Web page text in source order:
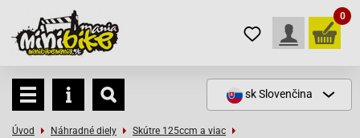
0
skSlovenčina
Úvod Náhradné diely
Skútre 125ccm a viac